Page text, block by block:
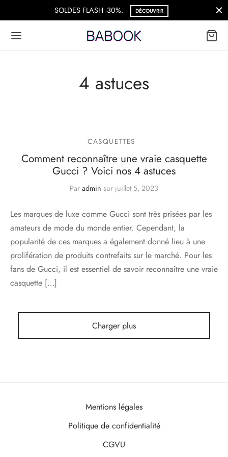
SOLDES FLASH -30%. DÉCOUVRIR
4 astuces
CASQUETTES
Comment reconnaître une vraie casquette
Gucci ? Voici nos 4 astuces
Par admin sur juillet 5, 2023
Les marques de luxe comme Gucci sont très prisées par les
amateurs de mode du monde entier. Cependant, la
popularité de ces marques a également donné lieu à une
prolifération de produits contrefaits sur le marché. Pour les
fans de Gucci, il est essentiel de savoir reconnaître une vraie
casquette […]
Charger plus
Mentions légales
Politique de confidentialité
CGVU